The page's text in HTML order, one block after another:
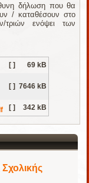
δήλωση που θα
/ καταθέσουν στο
τριών ενόψει των
[ ] 69 kB
[ ] 7646 kB
[ ] 342 kB